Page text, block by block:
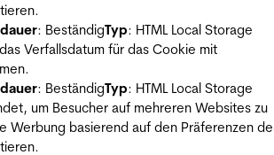
: BeständigTyp: HTML Local Storage
Verfallsdatum für das Cookie mit
: BeständigTyp: HTML Local Storage
um Besucher auf mehreren Websites zu
Werbung basierend auf den Präferenzen